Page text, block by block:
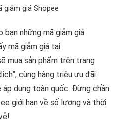
giảm giá Shopee
bạn những mã giảm giá
mã giảm giá tại
mua sản phẩm trên trang
cùng hàng triệu ưu đãi
áp dụng toàn quốc. Đừng chần
giới hạn về số lượng và thời